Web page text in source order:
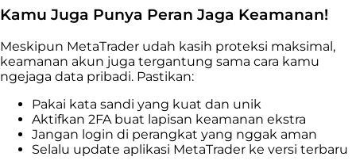
Kamu Juga Punya Peran Jaga Keamanan!
Meskipun MetaTrader udah kasih proteksi maksimal,
keamanan akun juga tergantung sama cara kamu
ngejaga data pribadi. Pastikan:
Pakai kata sandi yang kuat dan unik
Aktifkan 2FA buat lapisan keamanan ekstra
Jangan login di perangkat yang nggak aman
Selalu update aplikasi MetaTrader ke versi terbaru